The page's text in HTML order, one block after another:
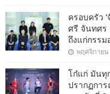
ครอบครัว
ศรี จันทศร
ถึงแก่กรรม
พฤศจิกายน
โก๋แก่ มันทุ
ปรากฏกา